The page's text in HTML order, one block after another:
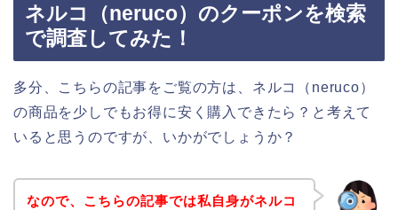
ネルコ（neruco）のクーポンを検索
で調査してみた！
多分、こちらの記事をご覧の方は、ネルコ（neruco）
の商品を少しでもお得に安く購入できたら？と考えて
いると思うのですが、いかがでしょうか？
なので、こちらの記事では私自身がネルコ